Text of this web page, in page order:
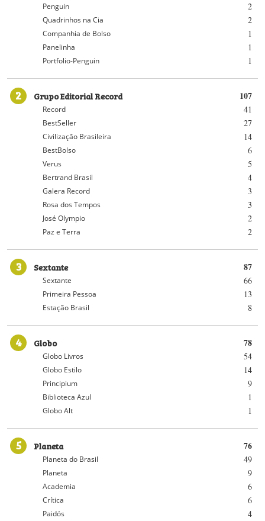
2
Penguin
2
Quadrinhos na Cia
1
Companhia de Bolso
1
Panelinha
1
Portfolio-Penguin
2 107
Grupo Editorial Record
41
Record
27
BestSeller
14
Civilização Brasileira
6
BestBolso
5
Verus
4
Bertrand Brasil
3
Galera Record
3
Rosa dos Tempos
2
José Olympio
2
Paz e Terra
3 87
Sextante
66
Sextante
13
Primeira Pessoa
8
Estação Brasil
4 78
Globo
54
Globo Livros
14
Globo Estilo
9
Principium
1
Biblioteca Azul
1
Globo Alt
5 76
Planeta
49
Planeta do Brasil
9
Planeta
6
Academia
6
Crítica
4
Paidós